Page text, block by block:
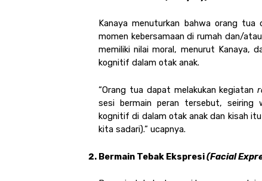
Kanaya menuturkan bahwa orang
momen kebersamaan di rumah dan/
memiliki nilai moral, menurut Kanaya,
kognitif dalam otak anak.
“Orang tua dapat melakukan kegiatan
sesi bermain peran tersebut, seiring
kognitif di dalam otak anak dan kisah
kita sadari).” ucapnya.
Bermain Tebak Ekspresi (Facial